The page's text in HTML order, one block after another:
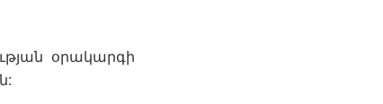
օրակարգի